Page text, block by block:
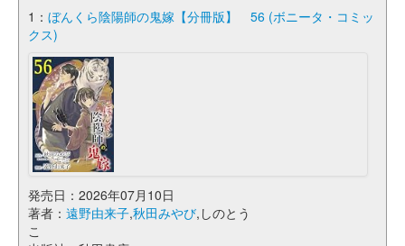
1： ぼんくら陰陽師の鬼嫁【分冊版】 56 (ボニータ・コミッ
クス)
発売日：2026年07月10日
著者： 遠野由来子,秋田みやび,しのとう
こ